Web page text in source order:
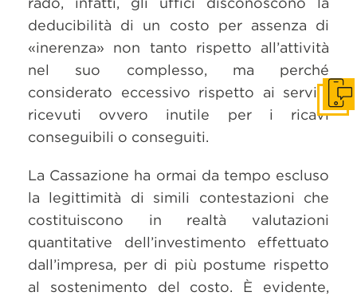
deducibilità di un costo per assenza di
«inerenza» non tanto rispetto all’attività
nel suo complesso, ma perché
considerato eccessivo rispetto ai servizi
ricevuti ovvero inutile per i ricavi
conseguibili o conseguiti.
La Cassazione ha ormai da tempo escluso
la legittimità di simili contestazioni che
costituiscono in realtà valutazioni
quantitative dell’investimento effettuato
dall’impresa, per di più postume rispetto
al sostenimento del costo. È evidente,
Get